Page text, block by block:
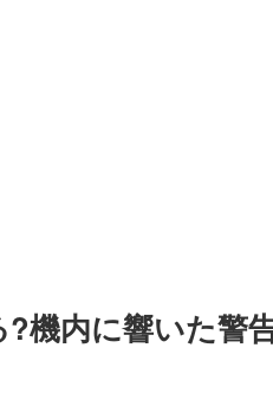
機内に響いた警